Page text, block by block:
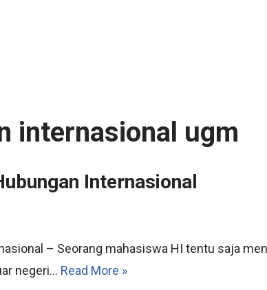
internasional ugm
Internasional
– Seorang mahasiswa HI tentu saja
negeri… Read More »